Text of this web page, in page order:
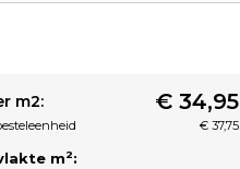
m2: € 34,95
€ 37,75
m2: